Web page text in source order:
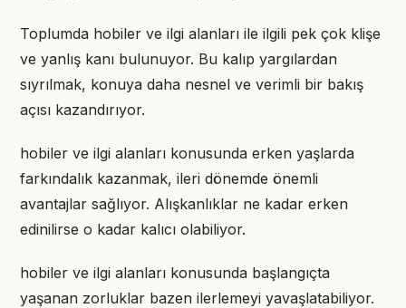
Toplumda hobiler ve ilgi alanları ile ilgili pek çok klişe
ve yanlış kanı bulunuyor. Bu kalıp yargılardan
sıyrılmak, konuya daha nesnel ve verimli bir bakış
açısı kazandırıyor.
hobiler ve ilgi alanları konusunda erken yaşlarda
farkındalık kazanmak, ileri dönemde önemli
avantajlar sağlıyor. Alışkanlıklar ne kadar erken
edinilirse o kadar kalıcı olabiliyor.
hobiler ve ilgi alanları konusunda başlangıçta
yaşanan zorluklar bazen ilerlemeyi yavaşlatabiliyor.